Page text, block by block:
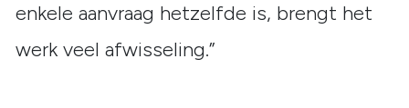
enkele aanvraag hetzelfde is, brengt het
werk veel afwisseling.”